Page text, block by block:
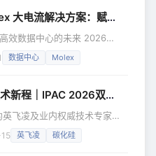
具身智
谋生态
杆 作
沙成塔
决方案：赋能高效数据中心的未来
效数据中心的未来 2026年6
着 AI 、云端运算与高带宽应
直播将深入解析 Molex 完整
压
数据中心 Molex
2026双技术峰会报名火热进行中
飞凌及业内权威技术专家莅
与丰富的落地实践，深度剖
英飞凌 碳化硅